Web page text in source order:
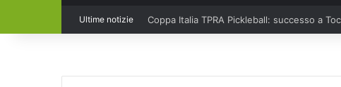
Ultime notizie Tutto pronto a Grosseto per il campionato